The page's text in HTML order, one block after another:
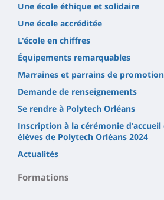
Une école éthique et solidaire
Une école accréditée
L'école en chiffres
Équipements remarquables
Marraines et parrains de
Demande de renseignements
Se rendre à Polytech Orléans
Inscription à la cérémonie d'accueil
élèves de Polytech Orléans 2024
Actualités
Formations